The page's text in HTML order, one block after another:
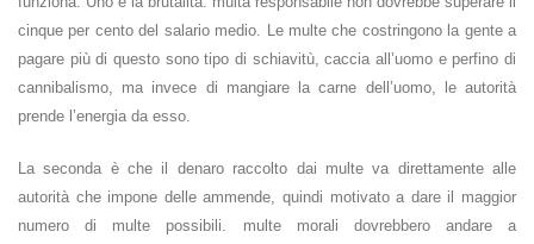
cinque per cento del salario medio. Le multe che costringono la gente a
pagare più di questo sono tipo di schiavitù, caccia all’uomo e perfino di
cannibalismo, ma invece di mangiare la carne dell’uomo, le autorità
prende l’energia da esso.
La seconda è che il denaro raccolto dai multe va direttamente alle
autorità che impone delle ammende, quindi motivato a dare il maggior
numero di multe possibili. multe morali dovrebbero andare a